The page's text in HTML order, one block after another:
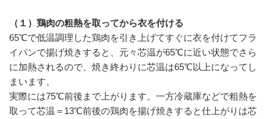
（１）鶏肉の粗熱を取ってから衣を付ける
65℃で低温調理した鶏肉を引き上げてすぐに衣を付けてフラ
イパンで揚げ焼きすると、元々芯温が65℃に近い状態でさら
に加熱されるので、焼き終わりに芯温は65℃以上になってし
まいます。
実際には75℃前後まで上がります。一方冷蔵庫などで粗熱を
取って芯温＝13℃前後の鶏肉を揚げ焼きすると仕上がりは芯